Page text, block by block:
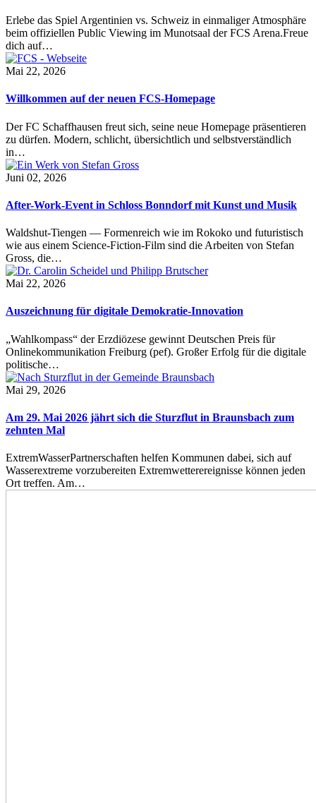
Erlebe das Spiel Argentinien vs. Schweiz in einmaliger Atmosphäre
beim offiziellen Public Viewing im Munotsaal der FCS Arena.Freue
dich auf…
Mai 22, 2026
Willkommen auf der neuen FCS-Homepage
Der FC Schaffhausen freut sich, seine neue Homepage präsentieren
zu dürfen. Modern, schlicht, übersichtlich und selbstverständlich
in…
Juni 02, 2026
After-Work-Event in Schloss Bonndorf mit Kunst und Musik
Waldshut-Tiengen — Formenreich wie im Rokoko und futuristisch
wie aus einem Science-Fiction-Film sind die Arbeiten von Stefan
Gross, die…
Mai 22, 2026
Auszeichnung für digitale Demokratie-Innovation
„Wahlkompass“ der Erzdiözese gewinnt Deutschen Preis für
Onlinekommunikation Freiburg (pef). Großer Erfolg für die digitale
politische…
Mai 29, 2026
Am 29. Mai 2026 jährt sich die Sturzflut in Braunsbach zum
zehnten Mal
ExtremWasserPartnerschaften helfen Kommunen dabei, sich auf
Wasserextreme vorzubereiten Extremwetterereignisse können jeden
Ort treffen. Am…